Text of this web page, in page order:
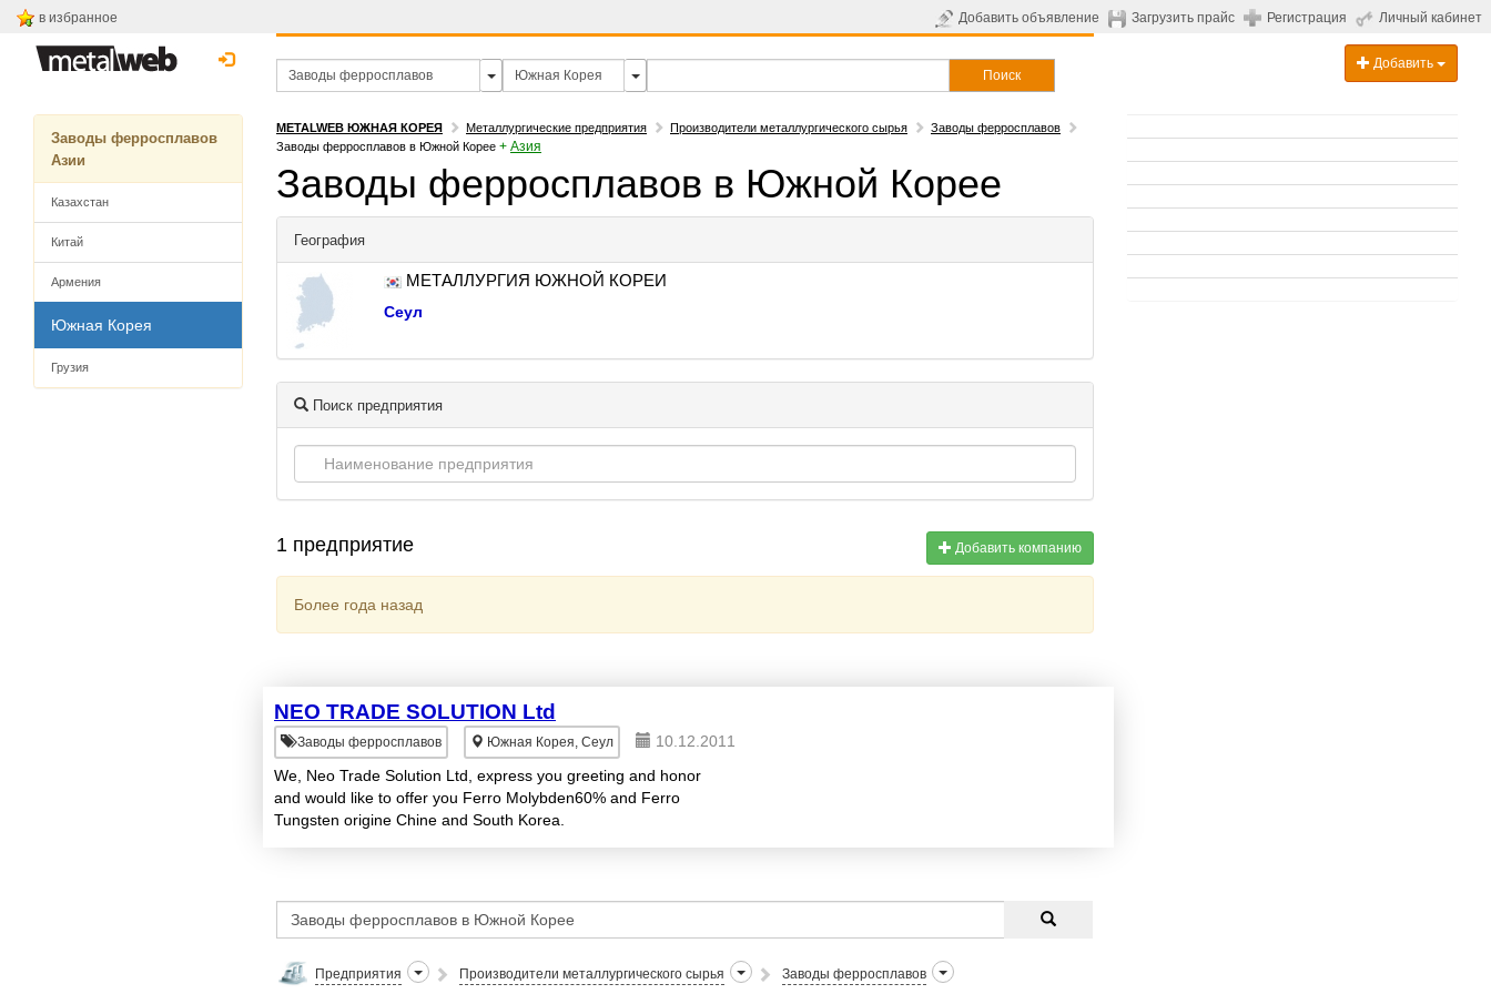
в избранное Добавить объявление Загрузить прайс Регистрация Личный кабинет
Поиск
Добавить
Заводы ферросплавов
Азии
Казахстан
Китай
Армения
Южная Корея
Грузия
METALWEB ЮЖНАЯ КОРЕЯ Металлургические предприятия Производители металлургического сырья
Заводы ферросплавов
Заводы ферросплавов в Южной Корее + Азия
Заводы ферросплавов в Южной Корее
География
МЕТАЛЛУРГИЯ ЮЖНОЙ КОРЕИ
Сеул
Поиск предприятия
1 предприятие Добавить компанию
Более года назад
NEO TRADE SOLUTION Ltd
Заводы ферросплавов Южная Корея, Сеул
10.12.2011
We, Neo Trade Solution Ltd, express you greeting and honor
and would like to offer you Ferro Molybden60% and Ferro
Tungsten origine Chine and South Korea.
Предприятия Производители металлургического сырья Заводы ферросплавов